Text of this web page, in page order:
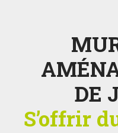
DE
S’offrir